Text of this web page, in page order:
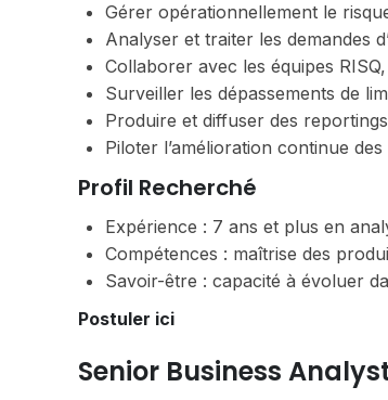
Gérer opérationnellement le
Analyser et traiter les demandes
Collaborer avec les équipes
Surveiller les dépassements de
Produire et diffuser des
Piloter l’amélioration continue
Profil Recherché
Expérience : 7 ans et plus en
Compétences : maîtrise des
Savoir-être : capacité à évoluer
Postuler ici
Senior Business